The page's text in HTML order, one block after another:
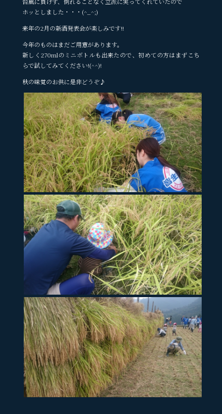
ホッとしました・・・(^_^;)
来年の2月の新酒発表会が楽しみです!!
今年のものはまだご用意があります。
新しく270mlのミニボトルも出来たので、初めての方はまずこち
らで試してみてください!(^^)!
秋の味覚のお供に是非どうぞ♪